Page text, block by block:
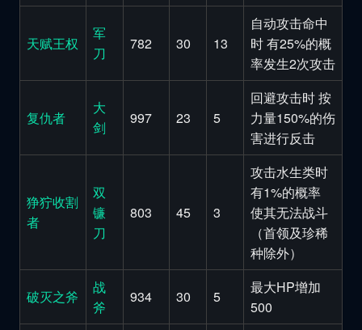
天赋王权
军
刀
782 30 13
自动攻击命中
时 有25%的概
率发生2次攻击
复仇者
大
剑
997 23 5
回避攻击时 按
力量150%的伤
害进行反击
狰狞收割
者
双
镰
刀
803 45 3
攻击水生类时
有1%的概率
使其无法战斗
（首领及珍稀
种除外）
破灭之斧
战
斧
934 30 5
最大HP增加
500